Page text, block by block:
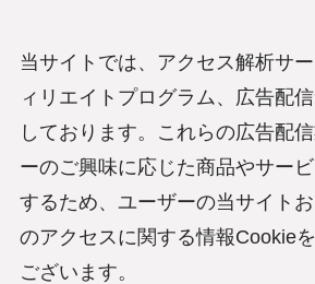
当サイトでは、アクセス解析サ
ィリエイトプログラム、広告配
しております。これらの広告配
ーのご興味に応じた商品やサー
するため、ユーザーの当サイト
のアクセスに関する情報Cookie
ございます。